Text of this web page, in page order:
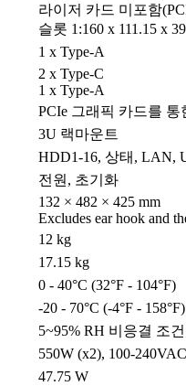
라이저 카드 미포함
슬롯 1:160 x 111.15 x
1 x Type-A
2 x Type-C
1 x Type-A
PCIe 그래픽 카드를 통
3U 랙마운트
HDD1-16, 상태, LAN,
전원, 초기화
132 × 482 × 425 mm
Excludes ear hook and
12 kg
17.15 kg
0 - 40°C (32°F - 104°F)
-20 - 70°C (-4°F - 158°F)
5~95% RH 비응결 조
550W (x2), 100-
47.75 W